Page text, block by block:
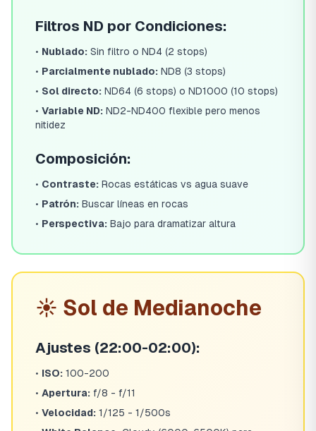
Filtros ND por Condiciones:
• Nublado: Sin filtro o ND4 (2 stops)
• Parcialmente nublado: ND8 (3 stops)
• Sol directo: ND64 (6 stops) o ND1000 (10 stops)
• Variable ND: ND2-ND400 flexible pero menos
nitidez
Composición:
• Contraste: Rocas estáticas vs agua suave
• Patrón: Buscar líneas en rocas
• Perspectiva: Bajo para dramatizar altura
☀️ Sol de Medianoche
Ajustes (22:00-02:00):
• ISO: 100-200
• Apertura: f/8 - f/11
• Velocidad: 1/125 - 1/500s